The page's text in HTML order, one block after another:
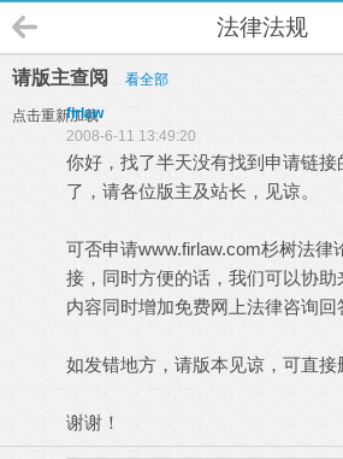
法律法规
请版主查阅 看全部
点击重新加载
firlaw
2008-6-11 13:49:20
你好，找了半天没有找到申请链接
了，请各位版主及站长，见谅。
可否申请www.firlaw.com杉树法律
接，同时方便的话，我们可以协
内容同时增加免费网上法律咨询回
如发错地方，请版本见谅，可直接
谢谢！